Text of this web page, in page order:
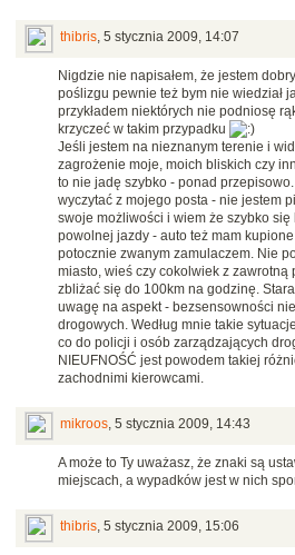
thibris, 5 stycznia 2009, 14:07
Nigdzie nie napisałem, że jestem
poślizgu pewnie też bym nie wiedział
przykładem niektórych nie podniosę
krzyczeć w takim przypadku
Jeśli jestem na nieznanym terenie i
zagrożenie moje, moich bliskich czy
to nie jadę szybko - ponad
wyczytać z mojego posta - nie jestem
swoje możliwości i wiem że szybko się
powolnej jazdy - auto też mam
potocznie zwanym zamulaczem. Nie
miasto, wieś czy cokolwiek z zawrotną
zbliżać się do 100km na godzinę.
uwagę na aspekt - bezsensowności
drogowych. Według mnie takie
co do policji i osób zarządzających
NIEUFNOŚĆ jest powodem takiej
zachodnimi kierowcami.
mikroos, 5 stycznia 2009, 14:43
A może to Ty uważasz, że znaki są
miejscach, a wypadków jest w nich
thibris, 5 stycznia 2009, 15:06